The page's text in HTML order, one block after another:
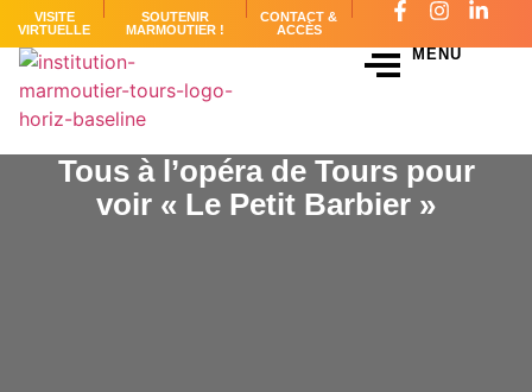
VISITE
VIRTUELLE
SOUTENIR
MARMOUTIER !
CONTACT &
ACCÈS
MENU
Tous à l’opéra de Tours pour
voir « Le Petit Barbier »